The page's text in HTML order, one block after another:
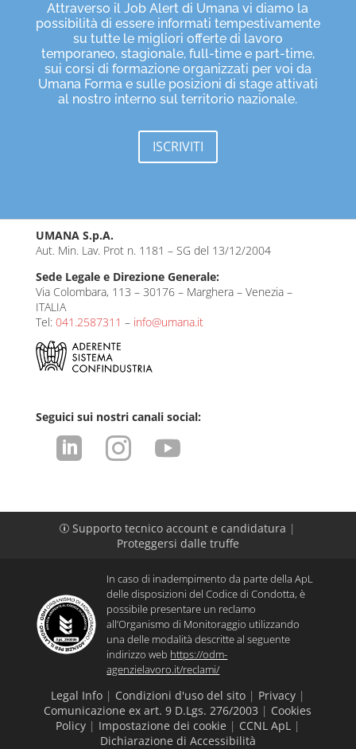
Attraverso il Job Alert di Umana vi diamo la
possibilità di essere informati tempestivamente
su tutte le migliori offerte di lavoro
temporaneo, stagionale, full-time e part-time,
sui corsi di formazione organizzati per voi da
Umana Forma e sulle posizioni di stage attivati
al nostro interno sul territorio nazionale.
ISCRIVITI
UMANA S.p.A.
Aut. Min. Lav. Prot n. 1181 – SG del 13/12/2004
Sede Legale e Direzione Generale:
Via Colombara, 113 – 30176 – Marghera – Venezia –
ITALIA
Tel: 041.2587311 – info@umana.it
Seguici sui nostri canali social:
  
p Supporto tecnico account e candidatura |
Proteggersi dalle truffe
In caso di inadempimento da parte della ApL
delle disposizioni del Codice di Condotta, è
possibile presentare un reclamo
all’Organismo di Monitoraggio utilizzando
una delle modalità descritte al seguente
indirizzo web https://odm-
agenzielavoro.it/reclami/
Legal Info| Condizioni d'uso del sito| Privacy|
Comunicazione ex art. 9 D.Lgs. 276/2003 | Cookies
Policy| Impostazione dei cookie | CCNL ApL |
Dichiarazione di Accessibilità